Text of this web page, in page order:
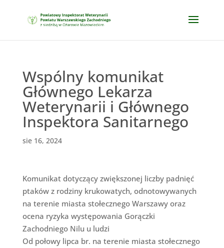
Wspólny komunikat
Głównego Lekarza
Weterynarii i Głównego
Inspektora Sanitarnego
sie 16, 2024
Komunikat dotyczący zwiększonej liczby padnięć
ptaków z rodziny krukowatych, odnotowywanych
na terenie miasta stołecznego Warszawy oraz
ocena ryzyka występowania Gorączki
Zachodniego Nilu u ludzi
Od połowy lipca br. na terenie miasta stołecznego